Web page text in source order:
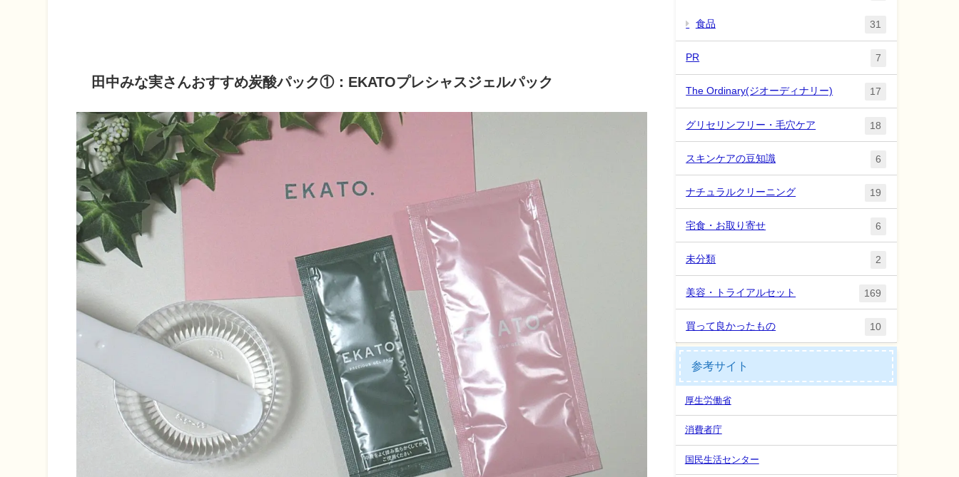
田中みな実さんおすすめ炭酸パック①：EKATOプレシャスジェルパック
食品 31
PR 7
The Ordinary(ジオーディナリー) 17
グリセリンフリー・毛穴ケア 18
スキンケアの豆知識 6
ナチュラルクリーニング 19
宅食・お取り寄せ 6
未分類 2
美容・トライアルセット 169
買って良かったもの 10
参考サイト
厚生労働省
消費者庁
国民生活センター